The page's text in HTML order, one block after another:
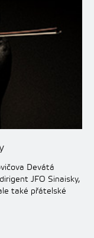
Devátá
JFO Sinaisky,
také přátelské